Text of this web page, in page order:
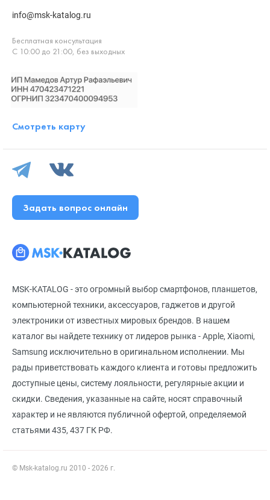
MSK-KATALOG - это огромный выбор смартфонов, планшетов,
компьютерной техники, аксессуаров, гаджетов и другой
электроники от известных мировых брендов. В нашем
каталог вы найдете технику от лидеров рынка - Apple, Xiaomi,
Samsung исключительно в оригинальном исполнении. Мы
рады приветствовать каждого клиента и готовы предложить
доступные цены, систему лояльности, регулярные акции и
скидки. Сведения, указанные на сайте, носят справочный
характер и не являются публичной офертой, определяемой
статьями 435, 437 ГК РФ.
© Msk-katalog.ru 2010 - 2026 г.
info@msk-katalog.ru
Бесплатная консультация
С 10:00 до 21:00, без выходных
Смотреть карту
Задать вопрос онлайн